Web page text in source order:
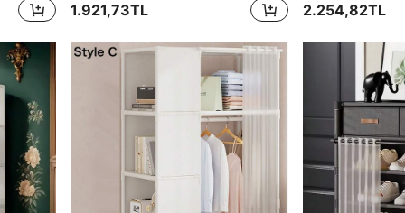
1.921,73TL 2.254,82TL